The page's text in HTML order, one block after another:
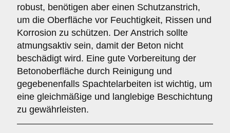
robust, benötigen aber einen Schutzanstrich,
um die Oberfläche vor Feuchtigkeit, Rissen und
Korrosion zu schützen. Der Anstrich sollte
atmungsaktiv sein, damit der Beton nicht
beschädigt wird. Eine gute Vorbereitung der
Betonoberfläche durch Reinigung und
gegebenenfalls Spachtelarbeiten ist wichtig, um
eine gleichmäßige und langlebige Beschichtung
zu gewährleisten.